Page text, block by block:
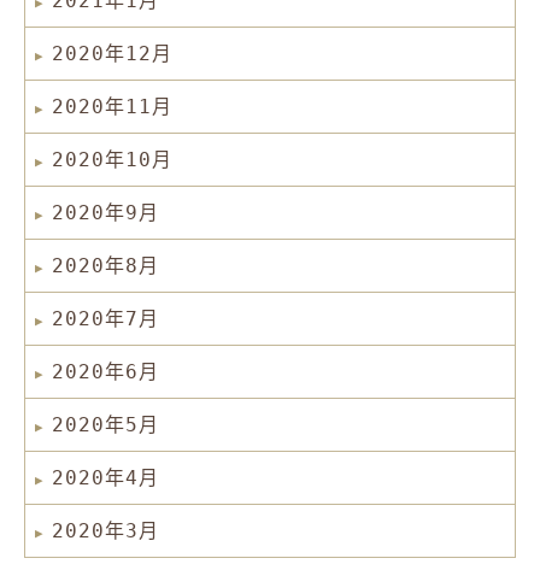
2020年12月
2020年11月
2020年10月
2020年9月
2020年8月
2020年7月
2020年6月
2020年5月
2020年4月
2020年3月